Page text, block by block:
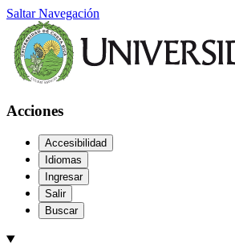
Saltar Navegación
Acciones
Accesibilidad
Idiomas
Ingresar
Salir
Buscar